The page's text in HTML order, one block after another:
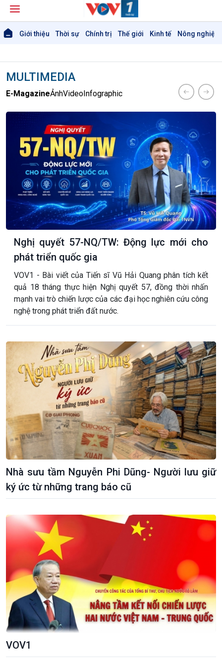
Giới thiệu Thời sự Chính trị Thế giới Kinh tế Nông nghiệp
Giới thiệu
Thời sự
Thời sự 18h
Thời sự 21h30
Bản tin
Chuyên mục
Theo dòng Thời sự
MULTIMEDIA
E-MagazineẢnhVideoInfographic
Nghị quyết 57-NQ/TW: Động lực mới cho
phát triển quốc gia
VOV1 - Bài viết của Tiến sĩ Vũ Hải Quang phân tích kết
quả 18 tháng thực hiện Nghị quyết 57, đồng thời nhấn
mạnh vai trò chiến lược của các đại học nghiên cứu công
nghệ trong phát triển đất nước.
Nhà sưu tầm Nguyễn Phi Dũng- Người lưu giữ
ký ức từ những trang báo cũ
VOV1